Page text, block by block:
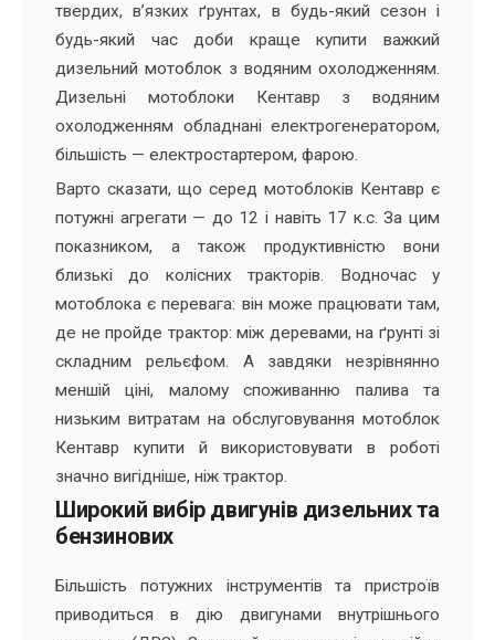
твердих, в’язких ґрунтах, в будь-який сезон і
будь-який час доби краще купити важкий
дизельний мотоблок з водяним охолодженням.
Дизельні мотоблоки Кентавр з водяним
охолодженням обладнані електрогенератором,
більшість — електростартером, фарою.
Варто сказати, що серед мотоблоків Кентавр є
потужні агрегати — до 12 і навіть 17 к.с. За цим
показником, а також продуктивністю вони
близькі до колісних тракторів. Водночас у
мотоблока є перевага: він може працювати там,
де не пройде трактор: між деревами, на ґрунті зі
складним рельєфом. А завдяки незрівнянно
меншій ціні, малому споживанню палива та
низьким витратам на обслуговування мотоблок
Кентавр купити й використовувати в роботі
значно вигідніше, ніж трактор.
Широкий вибір двигунів дизельних та
бензинових
Більшість потужних інструментів та пристроїв
приводиться в дію двигунами внутрішнього